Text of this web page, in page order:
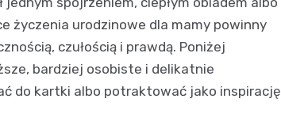
życzenia urodzinowe dla mamy powinny
czułością i prawdą. Poniżej
bardziej osobiste i delikatnie
do kartki albo potraktować jako inspirację